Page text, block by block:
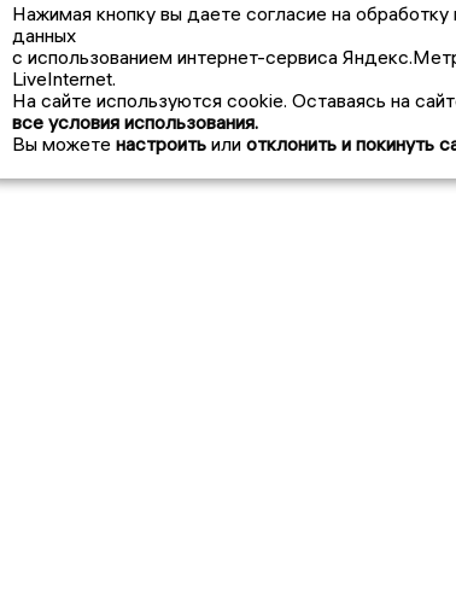
Нажимая кнопку вы даете согласие на обработку
данных
с использованием интернет-сервиса
LiveInternet.
На сайте используются cookie. Оставаясь на
все условия использования.
Вы можете настроить или отклонить и покинуть